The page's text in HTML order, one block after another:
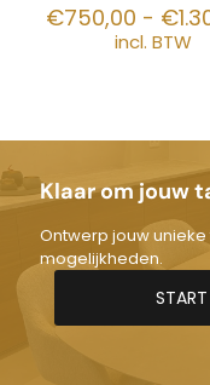
€750,00 - €
incl. BTW
Klaar om jouw
Ontwerp jouw
mogelijkheden.